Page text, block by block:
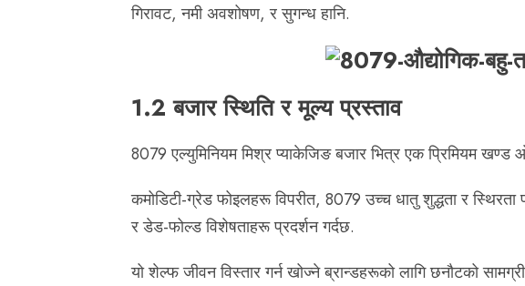
गिरावट, नमी अवशोषण, र सुगन्ध हानि.
1.2 बजार स्थिति र मूल्य प्रस्ताव
8079 एल्युमिनियम मिश्र प्याकेजिङ बजार भित्र एक प्रिमियम
कमोडिटी-ग्रेड फोइलहरू विपरीत, 8079 उच्च धातु शुद्धता र
र डेड-फोल्ड विशेषताहरू प्रदर्शन गर्दछ.
यो शेल्फ जीवन विस्तार गर्न खोज्ने ब्रान्डहरूको लागि छनौटको